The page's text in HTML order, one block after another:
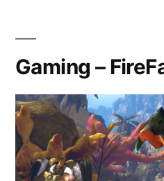
Gaming –